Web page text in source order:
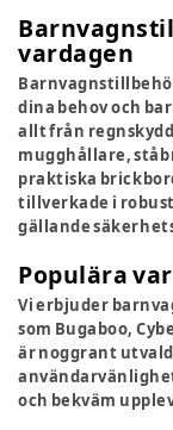
vardagen
dina behov och
allt från
mugghållare,
praktiska
tillverkade i
gällande
Populära
Vi erbjuder
som Bugaboo,
är noggrant
och bekväm